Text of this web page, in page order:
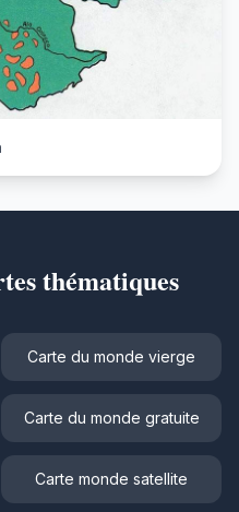
thématiques
Carte du monde vierge
Carte du monde gratuite
Carte monde satellite